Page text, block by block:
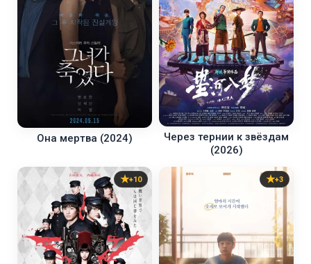
Она мертва (2024)
Через тернии к звёздам
(2026)
+10 +3